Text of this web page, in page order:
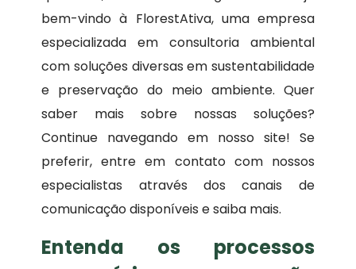
bem-vindo à FlorestAtiva, uma empresa
especializada em consultoria ambiental
com soluções diversas em sustentabilidade
e preservação do meio ambiente. Quer
saber mais sobre nossas soluções?
Continue navegando em nosso site! Se
preferir, entre em contato com nossos
especialistas através dos canais de
comunicação disponíveis e saiba mais.
Entenda os processos